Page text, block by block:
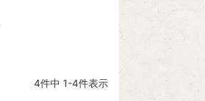
4件中 1-4件表示